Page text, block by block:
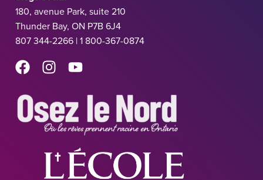
180, avenue Park, suite 210
Thunder Bay, ON P7B 6J4
807 344-2266 | 1 800-367-0874